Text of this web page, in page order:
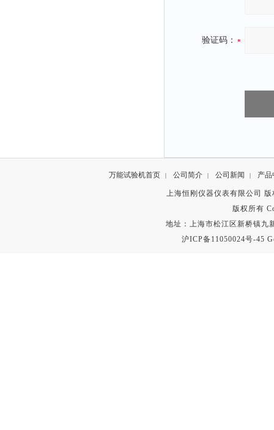
验证码：
万能试验机首页 | 公司简介 | 公司新闻 | 产品
上海恒刚仪器仪表有限公司
版权所有
地址：上海市松江区新桥镇九
沪ICP备11050024号-45